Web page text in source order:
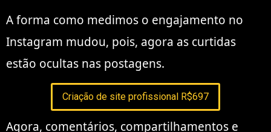
A forma como medimos o engajamento no
Instagram mudou, pois, agora as curtidas
estão ocultas nas postagens.
Criação de site profissional R$697
Agora, comentários, compartilhamentos e